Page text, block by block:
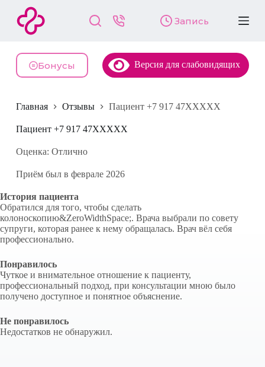
й
и
у
и
Запись
Бонусы Версия для слабовидящих
Главная Отзывы Пациент +7 917 47XXXXX
Пациент +7 917 47XXXXX
Оценка: Отлично
Приём был в феврале 2026
История пациента
Обратился для того, чтобы сделать
колоноскопию&ZeroWidthSpace;. Врача выбрали по совету
супруги, которая ранее к нему обращалась. Врач вёл себя
профессионально.
Понравилось
Чуткое и внимательное отношение к пациенту,
профессиональный подход, при консультации мною было
получено доступное и понятное объяснение.
Не понравилось
Недостатков не обнаружил.